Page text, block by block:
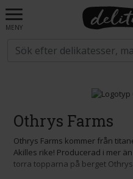
MENY
Othrys Farms
Othrys Farms kommer från
Akilles rike! Producerad i mer
torra topparna på berget